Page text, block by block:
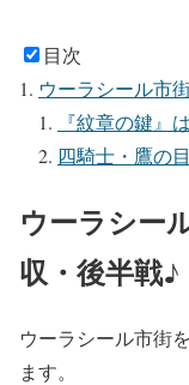
目次
ウーラシール市
『紋章の鍵』
四騎士・鷹の
ウーラシー
収・後半戦♪
ウーラシール市街
ます。